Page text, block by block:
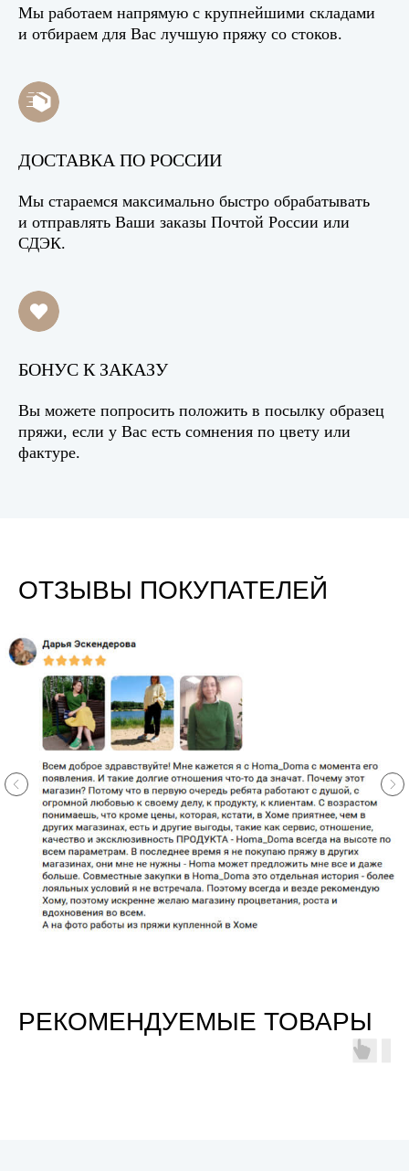
Мы работаем напрямую с крупнейшими складами
и отбираем для Вас лучшую пряжу со стоков.
ДОСТАВКА ПО РОССИИ
Мы стараемся максимально быстро обрабатывать
и отправлять Ваши заказы Почтой России или
СДЭК.
БОНУС К ЗАКАЗУ
Вы можете попросить положить в посылку образец
пряжи, если у Вас есть сомнения по цвету или
фактуре.
ОТЗЫВЫ ПОКУПАТЕЛЕЙ
РЕКОМЕНДУЕМЫЕ ТОВАРЫ